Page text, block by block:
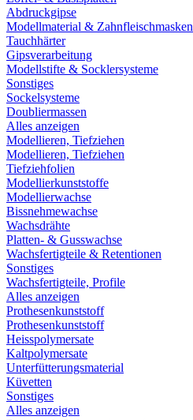
Abdruckgipse
Modellmaterial & Zahnfleischmasken
Tauchhärter
Gipsverarbeitung
Modellstifte & Socklersysteme
Sonstiges
Sockelsysteme
Doubliermassen
Alles anzeigen
Modellieren, Tiefziehen
Modellieren, Tiefziehen
Tiefziehfolien
Modellierkunststoffe
Modellierwachse
Bissnehmewachse
Wachsdrähte
Platten- & Gusswachse
Wachsfertigteile & Retentionen
Sonstiges
Wachsfertigteile, Profile
Alles anzeigen
Prothesenkunststoff
Prothesenkunststoff
Heisspolymersate
Kaltpolymersate
Unterfütterungsmaterial
Küvetten
Sonstiges
Alles anzeigen